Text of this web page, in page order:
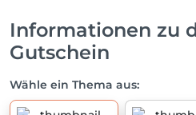
Informationen zu
Gutschein
Wähle ein Thema aus: